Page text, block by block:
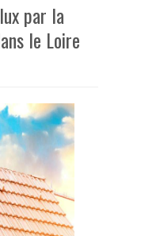
par la
le Loire